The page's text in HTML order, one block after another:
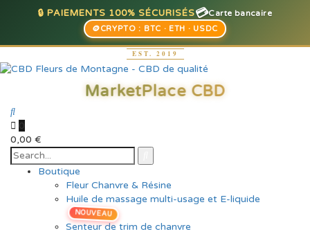
🔒 PAIEMENTS 100% SÉCURISÉS💳Carte bancaire
🪙CRYPTO : BTC · ETH · USDC
0
0,00 €
Boutique
Fleur Chanvre & Résine
Huile de massage multi-usage et E-liquide
NOUVEAU
Senteur de trim de chanvre